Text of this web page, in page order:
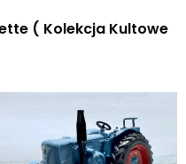
( Kolekcja Kultowe